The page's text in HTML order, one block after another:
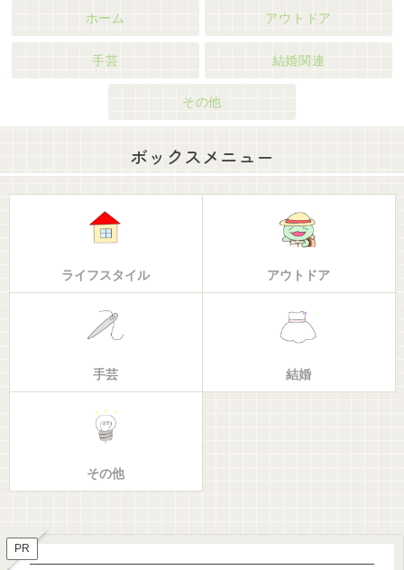
ホーム アウトドア
手芸 結婚関連
その他
ボックスメニュー
ライフスタイル アウトドア
手芸 結婚
その他
PR